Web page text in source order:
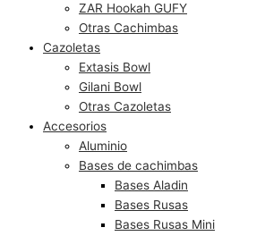
ZAR Hookah GUFY
Otras Cachimbas
Cazoletas
Extasis Bowl
Gilani Bowl
Otras Cazoletas
Accesorios
Aluminio
Bases de cachimbas
Bases Aladin
Bases Rusas
Bases Rusas Mini